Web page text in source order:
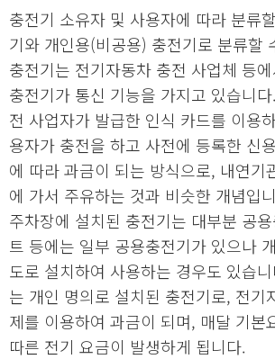
충전기 소유자 및 사용자에 따라 분류
기와 개인용(비공용) 충전기로 분류할
충전기는 전기자동차 충전 사업체 등
충전기가 통신 기능을 가지고 있습니
전 사업자가 발급한 인식 카드를 이용
용자가 충전을 하고 사전에 등록한 신
에 따라 과금이 되는 방식으로, 내연기
에 가서 주유하는 것과 비슷한 개념입
주차장에 설치된 충전기는 대부분 공
트 등에는 일부 공용충전기가 있으나
도로 설치하여 사용하는 경우도 있습
는 개인 명의로 설치된 충전기로, 전기
제를 이용하여 과금이 되며, 매달 기본
따른 전기 요금이 발생하게 됩니다.